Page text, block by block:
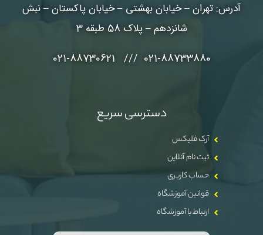
آدرس: تهران – خیابان بهشتی – خیابان پاکستان – نبش
شانزدهم – پلاک 58 طبقه 3
021-88733880 /// 021-88730621
دسترسی سریع
آرک فلیکس
ثبت نام آنلاین
حساب کاربری
قوانین آموزشگاه
ارتباط با آموزشگاه